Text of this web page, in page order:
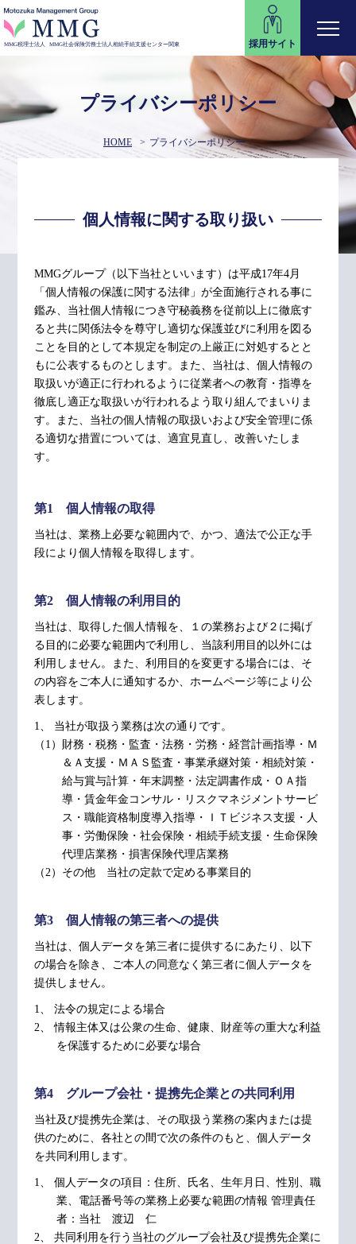
MMG税理士法人 MMG社会保険労務士法人相続手続支援センター関東 採用サイト
プライバシーポリシー
HOME プライバシーポリシー
個人情報に関する取り扱い
MMGグループ（以下当社といいます）は平成17年4月
「個人情報の保護に関する法律」が全面施行される事に
鑑み、当社個人情報につき守秘義務を従前以上に徹底す
ると共に関係法令を尊守し適切な保護並びに利用を図る
ことを目的として本規定を制定の上厳正に対処するとと
もに公表するものとします。また、当社は、個人情報の
取扱いが適正に行われるように従業者への教育・指導を
徹底し適正な取扱いが行われるよう取り組んでまいりま
す。また、当社の個人情報の取扱いおよび安全管理に係
る適切な措置については、適宜見直し、改善いたしま
す。
第1 個人情報の取得
当社は、業務上必要な範囲内で、かつ、適法で公正な手
段により個人情報を取得します。
第2 個人情報の利用目的
当社は、取得した個人情報を、１の業務および２に掲げ
る目的に必要な範囲内で利用し、当該利用目的以外には
利用しません。また、利用目的を変更する場合には、そ
の内容をご本人に通知するか、ホームページ等により公
表します。
1、 当社が取扱う業務は次の通りです。
（1）財務・税務・監査・法務・労務・経営計画指導・Ｍ
＆Ａ支援・ＭＡＳ監査・事業承継対策・相続対策・
給与賞与計算・年末調整・法定調書作成・ＯＡ指
導・賃金年金コンサル・リスクマネジメントサービ
ス・職能資格制度導入指導・ＩＴビジネス支援・人
事・労働保険・社会保険・相続手続支援・生命保険
代理店業務・損害保険代理店業務
（2）その他 当社の定款で定める事業目的
第3 個人情報の第三者への提供
当社は、個人データを第三者に提供するにあたり、以下
の場合を除き、ご本人の同意なく第三者に個人データを
提供しません。
1、 法令の規定による場合
2、 情報主体又は公衆の生命、健康、財産等の重大な利益
を保護するために必要な場合
第4 グループ会社・提携先企業との共同利用
当社及び提携先企業は、その取扱う業務の案内または提
供のために、各社との間で次の条件のもと、個人データ
を共同利用します。
1、 個人データの項目：住所、氏名、生年月日、性別、職
業、電話番号等の業務上必要な範囲の情報 管理責任
者：当社 渡辺 仁
2、 共同利用を行う当社のグループ会社及び提携先企業に